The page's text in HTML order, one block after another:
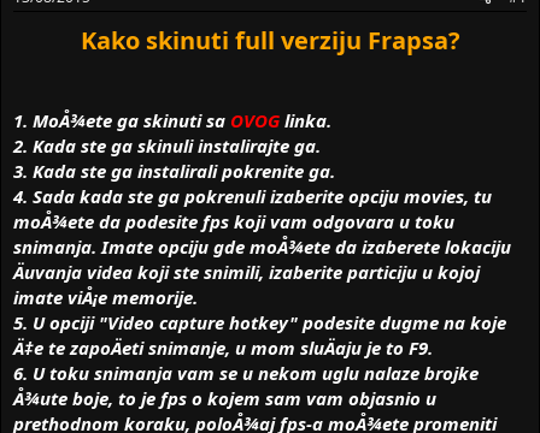
e
t
j
a
Kako skinuti full verziju Frapsa?
1. MoÅ¾ete ga skinuti sa OVOG linka.
2. Kada ste ga skinuli instalirajte ga.
3. Kada ste ga instalirali pokrenite ga.
4. Sada kada ste ga pokrenuli izaberite opciju movies, tu
moÅ¾ete da podesite fps koji vam odgovara u toku
snimanja. Imate opciju gde moÅ¾ete da izaberete lokaciju
Äuvanja videa koji ste snimili, izaberite particiju u kojoj
imate viÅ¡e memorije.
5. U opciji "Video capture hotkey" podesite dugme na koje
Ä‡e te zapoÄeti snimanje, u mom sluÄaju je to F9.
6. U toku snimanja vam se u nekom uglu nalaze brojke
Å¾ute boje, to je fps o kojem sam vam objasnio u
prethodnom koraku, poloÅ¾aj fps-a moÅ¾ete promeniti